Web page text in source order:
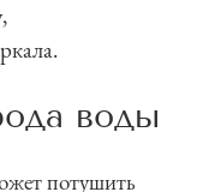
воды
потушить